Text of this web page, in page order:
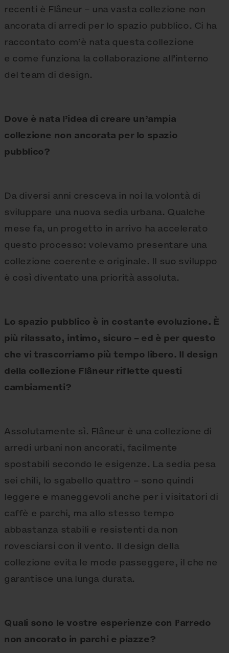
recenti è Flâneur – una vasta collezione non
ancorata di arredi per lo spazio pubblico. Ci ha
raccontato com’è nata questa collezione
e come funziona la collaborazione all’interno
del team di design.
Dove è nata l’idea di creare un’ampia
collezione non ancorata per lo spazio
pubblico?
Da diversi anni cresceva in noi la volontà di
sviluppare una nuova sedia urbana. Qualche
mese fa, un progetto in arrivo ha accelerato
questo processo: volevamo presentare una
collezione coerente e originale. Il suo sviluppo
è così diventato una priorità assoluta.
Lo spazio pubblico è in costante evoluzione. È
più rilassato, intimo, sicuro – ed è per questo
che vi trascorriamo più tempo libero. Il design
della collezione Flâneur riflette questi
cambiamenti?
Assolutamente sì. Flâneur è una collezione di
arredi urbani non ancorati, facilmente
spostabili secondo le esigenze. La sedia pesa
sei chili, lo sgabello quattro – sono quindi
leggere e maneggevoli anche per i visitatori di
caffè e parchi, ma allo stesso tempo
abbastanza stabili e resistenti da non
rovesciarsi con il vento. Il design della
collezione evita le mode passeggere, il che ne
garantisce una lunga durata.
Quali sono le vostre esperienze con l’arredo
non ancorato in parchi e piazze?